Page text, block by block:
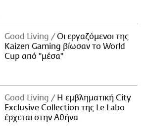
Good Living
Οι εργαζόμενοι της
Kaizen Gaming βίωσαν το World
Cup από "μέσα"
Good Living
Η εμβληματική City
Exclusive Collection της Le Labo
έρχεται στην Αθήνα